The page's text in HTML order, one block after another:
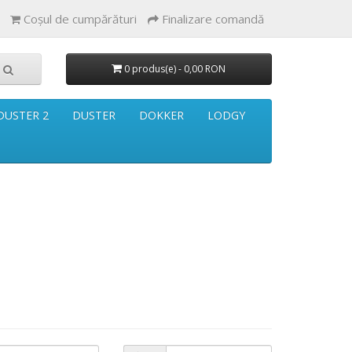
Coşul de cumpărături Finalizare comandă
0 produs(e) - 0,00 RON
2 DUSTER DOKKER LODGY